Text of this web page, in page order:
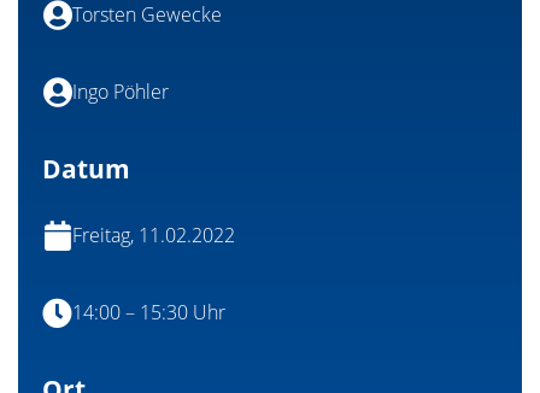
Torsten Gewecke
Ingo Pöhler
Datum
Freitag, 11.02.2022
14:00 – 15:30 Uhr